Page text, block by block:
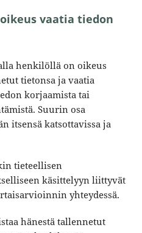
vaatia tiedon
henkilöllä on oikeus
tietonsa ja vaatia
korjaamista tai
Suurin osa
itsensä katsottavissa ja
tieteellisen
käsittelyyn liittyvät
yhteydessä.
hänestä tallennetut